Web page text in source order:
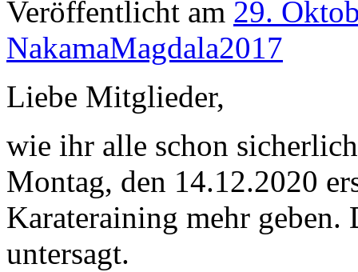
Veröffentlicht am 29.
NakamaMagdala2017
Liebe Mitglieder,
wie ihr alle schon
Montag, den 14.12.2020
Karateraining mehr
untersagt.